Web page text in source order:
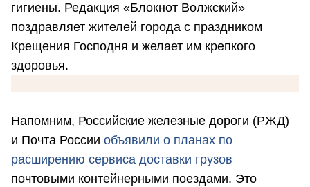
гигиены. Редакция «Блокнот Волжский»
поздравляет жителей города с праздником
Крещения Господня и желает им крепкого
здоровья.
Напомним, Российские железные дороги (РЖД)
и Почта России объявили о планах по
расширению сервиса доставки грузов
почтовыми контейнерными поездами. Это